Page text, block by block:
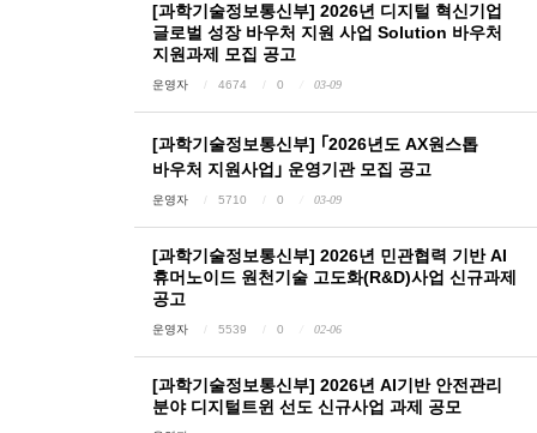
[과학기술정보통신부] 2026년 디지털 혁신기업
글로벌 성장 바우처 지원 사업 Solution 바우처
지원과제 모집 공고
운영자 4674 0 03-09
[과학기술정보통신부] ｢2026년도 AX원스톱
바우처 지원사업｣ 운영기관 모집 공고
운영자 5710 0 03-09
[과학기술정보통신부] 2026년 민관협력 기반 AI
휴머노이드 원천기술 고도화(R&D)사업 신규과제
공고
운영자 5539 0 02-06
[과학기술정보통신부] 2026년 AI기반 안전관리
분야 디지털트윈 선도 신규사업 과제 공모